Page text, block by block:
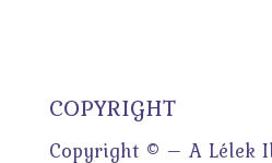
COPYRIGHT
Copyright © – A Lélek